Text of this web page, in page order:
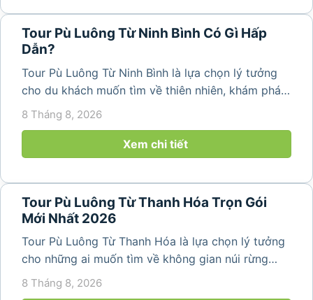
Tour Pù Luông Từ Ninh Bình Có Gì Hấp
Dẫn?
Tour Pù Luông Từ Ninh Bình là lựa chọn lý tưởng
cho du khách muốn tìm về thiên nhiên, khám phá
bản làng và tận hưởng không gian nghỉ dưỡng yên
bình. Với lịch trình 2N1Đ hoặc 3N2Đ, hành trình có
8 Tháng 8, 2026
Xem chi tiết
Tour Pù Luông Từ Thanh Hóa Trọn Gói
Mới Nhất 2026
Tour Pù Luông Từ Thanh Hóa là lựa chọn lý tưởng
cho những ai muốn tìm về không gian núi rừng
trong lành, ruộng bậc thang xanh mướt và những
8 Tháng 8, 2026